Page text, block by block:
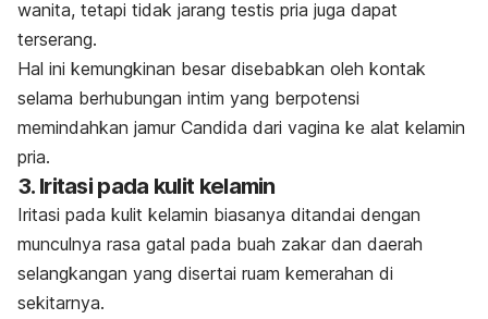
wanita, tetapi tidak jarang testis pria juga dapat
terserang.
Hal ini kemungkinan besar disebabkan oleh kontak
selama berhubungan intim yang berpotensi
memindahkan jamur Candida dari vagina ke alat kelamin
pria.
3. Iritasi pada kulit kelamin
Iritasi pada kulit kelamin biasanya ditandai dengan
munculnya rasa gatal pada buah zakar dan daerah
selangkangan yang disertai ruam kemerahan di
sekitarnya.